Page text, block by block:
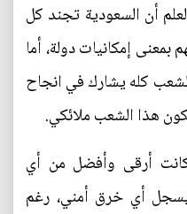
مع العلم أن السعودية تجند كل
إمكانيات دولة، أما
كله يشارك في انجاح
هذا الشعب ملائكي.
فكانت أرقى وأفضل من أي
يسجل أي خرق أمني، رغم